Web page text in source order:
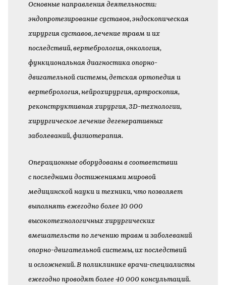
Основные направления деятельности:
эндопротезирование суставов, эндоскопическая
хирургия суставов, лечение травм и их
последствий, вертебрология, онкология,
функциональная диагностика опорно-
двигательной системы, детская ортопедия и
вертебрология, нейрохирургия, артроскопия,
реконструктивная хирургия, 3D-технологии,
хирургическое лечение дегенеративных
заболеваний, физиотерапия.
Операционные оборудованы в соответствии
с последними достижениями мировой
медицинской науки и техники, что позволяет
выполнять ежегодно более 10 000
высокотехнологичных хирургических
вмешательств по лечению травм и заболеваний
опорно-двигательной системы, их последствий
и осложнений. В поликлинике врачи-специалисты
ежегодно проводят более 40 000 консультаций.